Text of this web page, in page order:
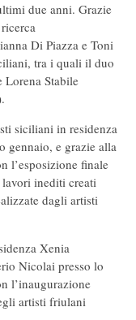
due anni. Grazie
Di Piazza e Toni
tra i quali il duo
Lorena Stabile
siciliani in residenza
gennaio, e grazie alla
l’esposizione finale
lavori inediti creati
dagli artisti
Xenia
Nicolai presso lo
l’inaugurazione
artisti friulani